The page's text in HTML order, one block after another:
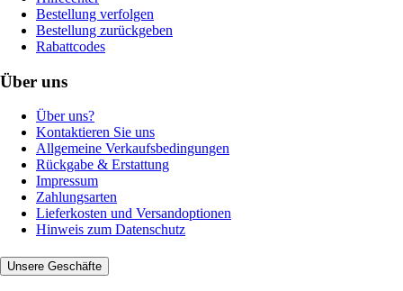
Bestellung verfolgen
Bestellung zurückgeben
Rabattcodes
Über uns
Über uns?
Kontaktieren Sie uns
Allgemeine Verkaufsbedingungen
Rückgabe & Erstattung
Impressum
Zahlungsarten
Lieferkosten und Versandoptionen
Hinweis zum Datenschutz
Unsere Geschäfte